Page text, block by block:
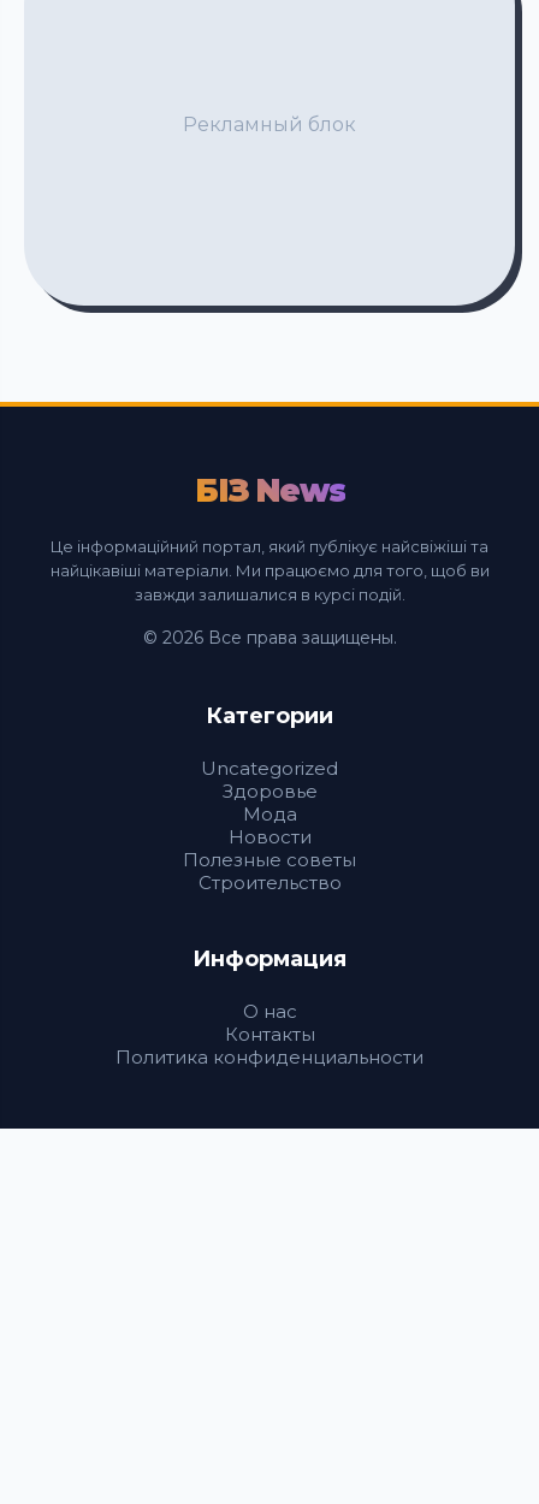
Рекламный блок
БІЗ News
Це інформаційний портал, який публікує найсвіжіші та
найцікавіші матеріали. Ми працюємо для того, щоб ви
завжди залишалися в курсі подій.
© 2026 Все права защищены.
Категории
Uncategorized
Здоровье
Мода
Новости
Полезные советы
Строительство
Информация
О нас
Контакты
Политика конфиденциальности